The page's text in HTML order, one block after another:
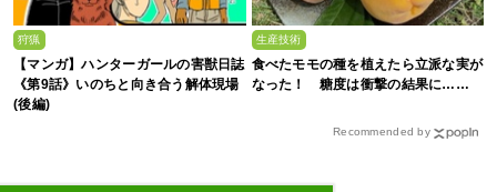
狩猟
【マンガ】ハンターガールの害獣日誌
《第9話》いのちと向き合う解体現場
(後編)
生産技術
食べたモモの種を植えたら立派な実が
なった！ 糖度は衝撃の結果に……
Recommended by